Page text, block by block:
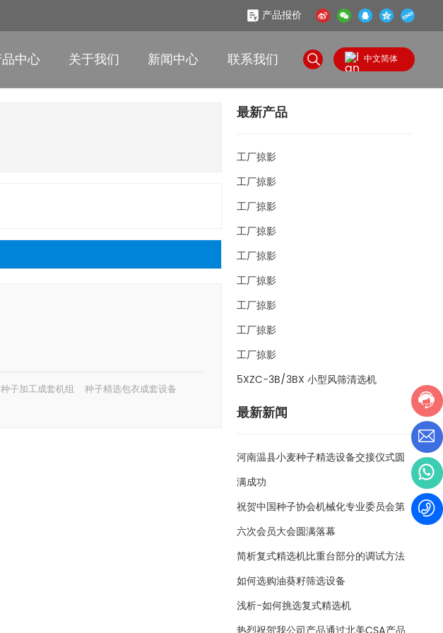
产品报价
品中心 关于我们 新闻中心 联系我们 中文简体
English
种子加工成套机组
种子精选包衣成套设备
最新产品
工厂掠影
工厂掠影
工厂掠影
工厂掠影
工厂掠影
工厂掠影
工厂掠影
工厂掠影
工厂掠影
5XZC-3B/3BX 小型风筛清选机
最新新闻
河南温县小麦种子精选设备交接仪式圆
满成功
祝贺中国种子协会机械化专业委员会第
六次会员大会圆满落幕
简析复式精选机比重台部分的调试方法
如何选购油葵籽筛选设备
浅析-如何挑选复式精选机